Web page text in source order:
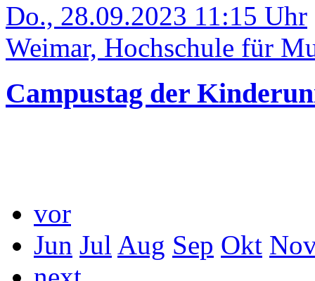
Do., 28.09.2023 11:15 Uhr
Weimar, Hochschule für
Campustag der
vor
Jun Jul Aug Sep Okt